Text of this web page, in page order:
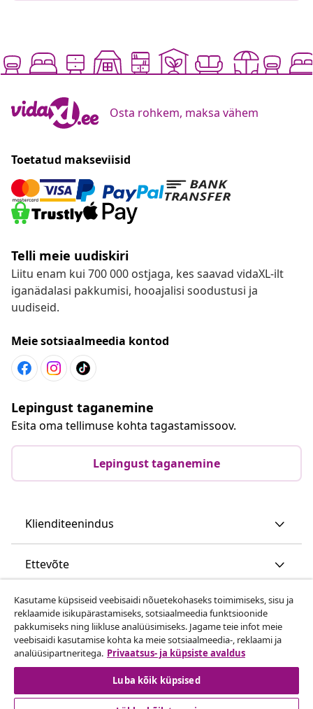
Osta rohkem, maksa vähem
Toetatud makseviisid
Telli meie uudiskiri
Liitu enam kui 700 000 ostjaga, kes saavad vidaXL-ilt
iganädalasi pakkumisi, hooajalisi soodustusi ja
uudiseid.
Meie sotsiaalmeedia kontod
Lepingust taganemine
Esita oma tellimuse kohta tagastamissoov.
Lepingust taganemine
Klienditeenindus
Ettevõte
vidaXL
Vaata rohkem
Kasutame küpsiseid veebisaidi nõuetekohaseks toimimiseks, sisu ja
reklaamide isikupärastamiseks, sotsiaalmeedia funktsioonide
pakkumiseks ning liikluse analüüsimiseks. Jagame teie infot meie
veebisaidi kasutamise kohta ka meie sotsiaalmeedia-, reklaami ja
analüüsipartneritega. Privaatsus- ja küpsiste avaldus
Luba kõik küpsised